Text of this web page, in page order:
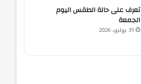
تعرف على حالة الطقس اليوم
الجمعة
31 يوليو، 2026